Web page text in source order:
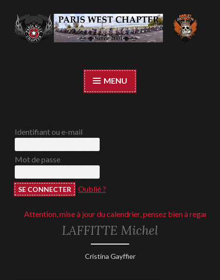
Accéder
au
contenu
MENU
Identifiant ou e-mail
Mot de passe
Oublié ?
Attention, mise à jour du calendrier, pensez bien à regarder ;-)
LAFFITTE Michel
8
Cristina Gayffier